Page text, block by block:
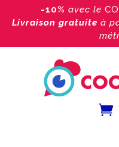
-10% avec le
Livraison gratuite à